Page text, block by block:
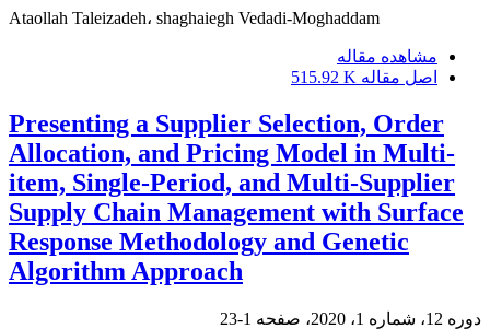
Ataollah Taleizadeh، shaghaiegh Vedadi-Moghaddam
مشاهده مقاله
اصل مقاله 515.92 K
Presenting a Supplier Selection, Order
Allocation, and Pricing Model in Multi-
item, Single-Period, and Multi-Supplier
Supply Chain Management with Surface
Response Methodology and Genetic
Algorithm Approach
دوره 12، شماره 1، 2020، صفحه 1-23